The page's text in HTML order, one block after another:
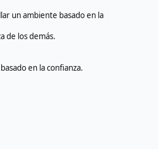
un ambiente basado en la
de los demás.
en la confianza.